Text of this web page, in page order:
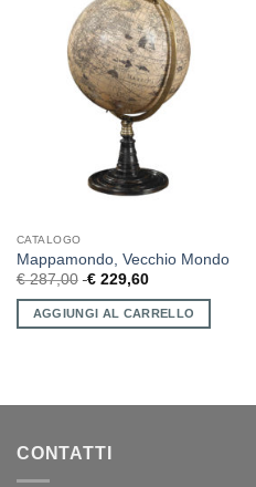
CATALOGO
Mappamondo, Vecchio Mondo
€287,00 €229,60
AGGIUNGI AL CARRELLO
CONTATTI